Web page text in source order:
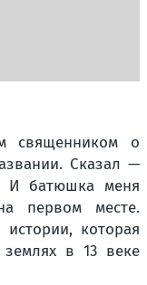
священником о
Сказал —
И батюшка меня
первом месте.
которая
землях в 13 веке